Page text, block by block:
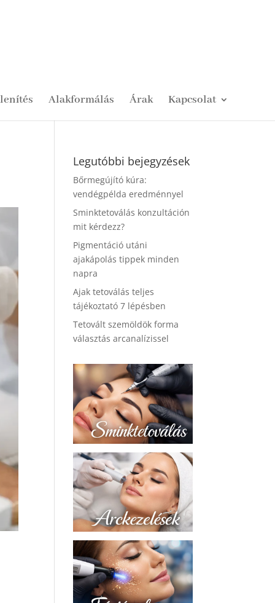
Alakformálás Árak Kapcsolat
Legutóbbi bejegyzések
Bőrmegújító kúra:
vendégpélda eredménnyel
Sminktetoválás konzultáción
mit kérdezz?
Pigmentáció utáni
ajakápolás tippek minden
napra
Ajak tetoválás teljes
tájékoztató 7 lépésben
Tetovált szemöldök forma
választás arcanalízissel